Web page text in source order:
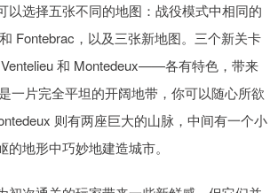
以选择五张不同的地图：战役模式中相同的
Fontebrac，以及三张新地图。三个新关卡
和 Montedeux——各有特色，带来
一片完全平坦的开阔地带，你可以随心所欲
则有两座巨大的山脉，中间有一个小
地形中巧妙地建造城市。